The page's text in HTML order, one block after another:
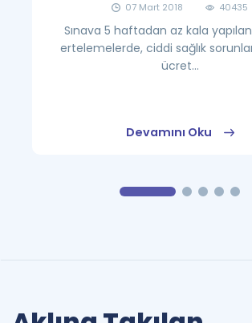
07 Mart 2018 40435
Sınava 5 haftadan az kala
ertelemelerde, ciddi sağlık
ücret...
Devamını Oku